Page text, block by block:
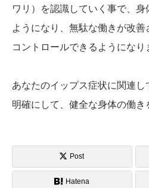
ワリ）を認識していく事で、
ようになり、無駄な働きが改
コントロールできるようになり
あなたのイップス症状に関連
明確にして、健全な身体の働き
Post
Hatena